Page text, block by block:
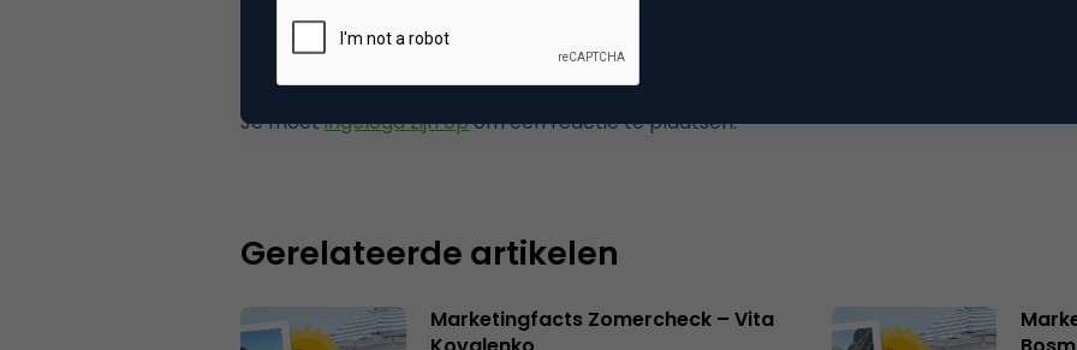
Plaats reactie
Je moetingelogd zijn opom een reactie te plaatsen.
Gerelateerde artikelen
Marketingfacts Zomercheck – Vita